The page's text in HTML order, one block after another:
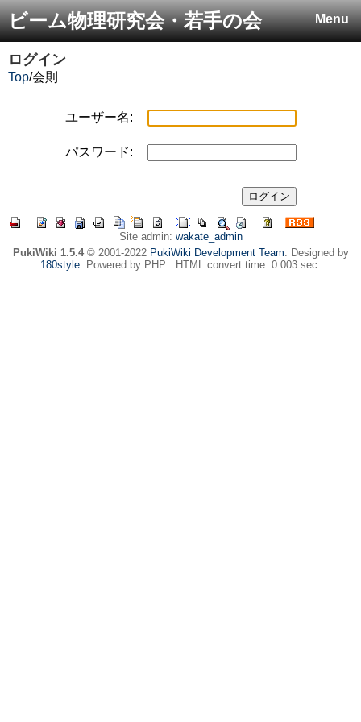
Menu
ビーム物理研究会・若手の会
ログイン
Top/会則
ユーザー名:
パスワード:
Site admin: wakate_admin
PukiWiki 1.5.4© 2001-2022 PukiWiki Development Team. Designed by
180style. Powered by PHP . HTML convert time: 0.003 sec.